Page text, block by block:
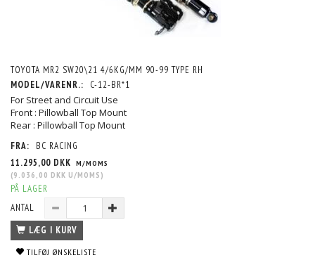
TOYOTA MR2 SW20\21 4/6KG/MM 90-99 TYPE RH
MODEL/VARENR.:
C-12-BR*1
For Street and Circuit Use
Front : Pillowball Top Mount
Rear : Pillowball Top Mount
FRA:
BC RACING
11.295,00 DKK M/MOMS
(9.036,00 DKK U/MOMS )
PÅ LAGER
ANTAL
LÆG I KURV
TILFØJ ØNSKELISTE